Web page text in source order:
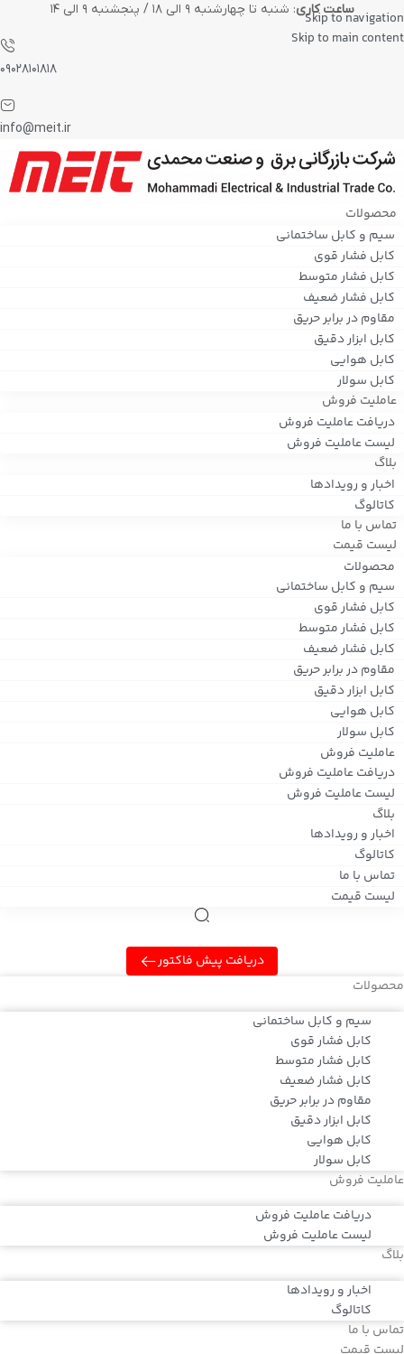
Skip to navigation
Skip to main content
ساعت کاری: شنبه تا چهارشنبه ۹ الی ۱۸ / پنجشنبه ۹ الی ۱۴
۰۹۰۲۸۱۰۱۸۱۸
info@meit.ir
محصولات
سیم و کابل ساختمانی
کابل فشار قوی
کابل فشار متوسط
کابل فشار ضعیف
مقاوم در برابر حریق
کابل ابزار دقیق
کابل هوایی
کابل سولار
عاملیت فروش
دریافت عاملیت فروش
لیست عاملیت فروش
بلاگ
اخبار و رویدادها
کاتالوگ
تماس با ما
لیست قیمت
محصولات
سیم و کابل ساختمانی
کابل فشار قوی
کابل فشار متوسط
کابل فشار ضعیف
مقاوم در برابر حریق
کابل ابزار دقیق
کابل هوایی
کابل سولار
عاملیت فروش
دریافت عاملیت فروش
لیست عاملیت فروش
بلاگ
اخبار و رویدادها
کاتالوگ
تماس با ما
لیست قیمت
دریافت پیش فاکتور
محصولات
سیم و کابل ساختمانی
کابل فشار قوی
کابل فشار متوسط
کابل فشار ضعیف
مقاوم در برابر حریق
کابل ابزار دقیق
کابل هوایی
کابل سولار
عاملیت فروش
دریافت عاملیت فروش
لیست عاملیت فروش
بلاگ
اخبار و رویدادها
کاتالوگ
تماس با ما